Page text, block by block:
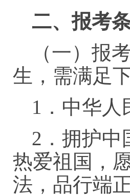
二、报考
（一）报
生，需满足
1．中华人
2．拥护中
热爱祖国，
法，品行端正